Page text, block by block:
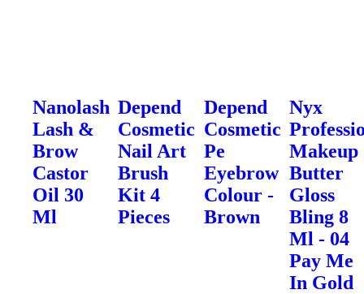
Nanolash
Lash &
Brow
Castor
Oil 30
Ml
Depend
Cosmetic
Nail Art
Brush
Kit 4
Pieces
Depend
Cosmetic
Pe
Eyebrow
Colour -
Brown
Nyx
Makeup
Butter
Gloss
Bling 8
Ml - 04
Pay Me
In Gold